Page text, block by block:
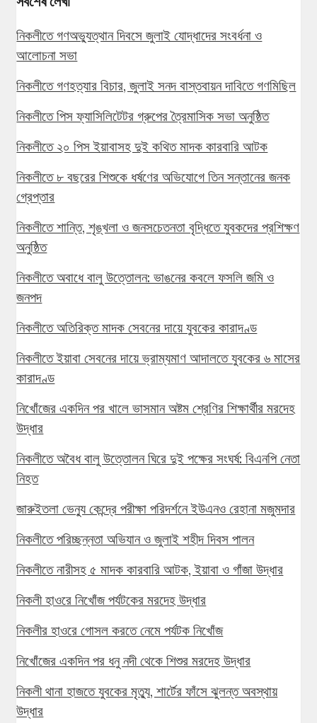
নিকলীতে গণঅভ্যুত্থান দিবসে জুলাই যোদ্ধাদের সংবর্ধনা ও
আলোচনা সভা
নিকলীতে গণহত্যার বিচার, জুলাই সনদ বাস্তবায়ন দাবিতে গণমিছিল
নিকলীতে পিস ফ্যাসিলিটেটর গ্রুপের ত্রৈমাসিক সভা অনুষ্ঠিত
নিকলীতে ২০ পিস ইয়াবাসহ দুই কথিত মাদক কারবারি আটক
নিকলীতে ৮ বছরের শিশুকে ধর্ষণের অভিযোগে তিন সন্তানের জনক
গ্রেপ্তার
নিকলীতে শান্তি, শৃঙ্খলা ও জনসচেতনতা বৃদ্ধিতে যুবকদের প্রশিক্ষণ
অনুষ্ঠিত
নিকলীতে অবাধে বালু উত্তোলন: ভাঙনের কবলে ফসলি জমি ও
জনপদ
নিকলীতে অতিরিক্ত মাদক সেবনের দায়ে যুবকের কারাদণ্ড
নিকলীতে ইয়াবা সেবনের দায়ে ভ্রাম্যমাণ আদালতে যুবকের ৬ মাসের
কারাদণ্ড
নিখোঁজের একদিন পর খালে ভাসমান অষ্টম শ্রেণির শিক্ষার্থীর মরদেহ
উদ্ধার
নিকলীতে অবৈধ বালু উত্তোলন ঘিরে দুই পক্ষের সংঘর্ষ: বিএনপি নেতা
নিহত
জারুইতলা ভেন্যু কেন্দ্রে পরীক্ষা পরিদর্শনে ইউএনও রেহানা মজুমদার
নিকলীতে পরিচ্ছন্নতা অভিযান ও জুলাই শহীদ দিবস পালন
নিকলীতে নারীসহ ৫ মাদক কারবারি আটক, ইয়াবা ও গাঁজা উদ্ধার
নিকলী হাওরে নিখোঁজ পর্যটকের মরদেহ উদ্ধার
নিকলীর হাওরে গোসল করতে নেমে পর্যটক নিখোঁজ
নিখোঁজের একদিন পর ধনু নদী থেকে শিশুর মরদেহ উদ্ধার
নিকলী থানা হাজতে যুবকের মৃত্যু, শার্টের ফাঁসে ঝুলন্ত অবস্থায়
উদ্ধার